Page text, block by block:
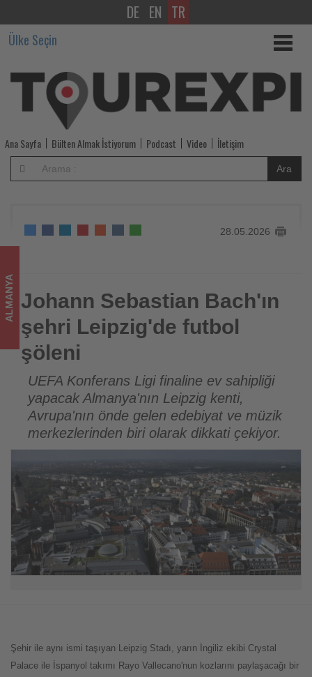
Johann
Sebastian
Bach'ın
şehri
Leipzig'de
futbol
şöleni
Tourexpi,
sizler
için
turizmde
olup
bitenleri
takip
ediyor!
DE EN TR
Ülke Seçin
Ana Sayfa Bülten Almak İstiyorum Podcast Video İletişim
Ara
28.05.2026
Johann Sebastian Bach'ın şehri Leipzig'de futbol şöleni
ALMANYA Johann Sebastian Bach'ın
şehri Leipzig'de futbol
şöleni
UEFA Konferans Ligi finaline ev sahipliği
yapacak Almanya'nın Leipzig kenti,
Avrupa'nın önde gelen edebiyat ve müzik
merkezlerinden biri olarak dikkati çekiyor.
Şehir ile aynı ismi taşıyan Leipzig Stadı, yarın İngiliz ekibi Crystal
Palace ile İspanyol takımı Rayo Vallecano'nun kozlarını paylaşacağı bir